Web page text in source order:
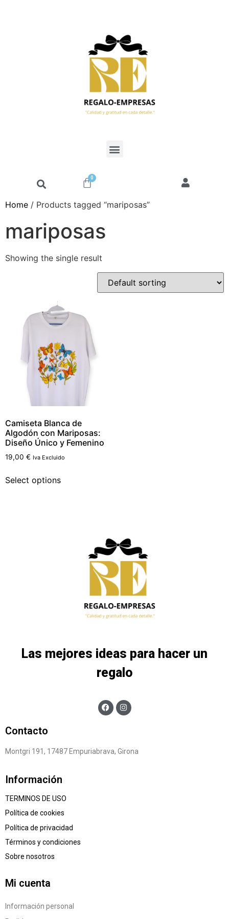
0
Home / Products tagged “mariposas”
mariposas
Showing the single result
Camiseta Blanca de
Algodón con Mariposas:
Diseño Único y Femenino
19,00 € Iva Excluido
Select options
Las mejores ideas para hacer un
regalo
Contacto
Montgri 191, 17487 Empuriabrava, Girona
Información
TERMINOS DE USO
Política de cookies
Política de privacidad
Términos y condiciones
Sobre nosotros
Mi cuenta
Información personal